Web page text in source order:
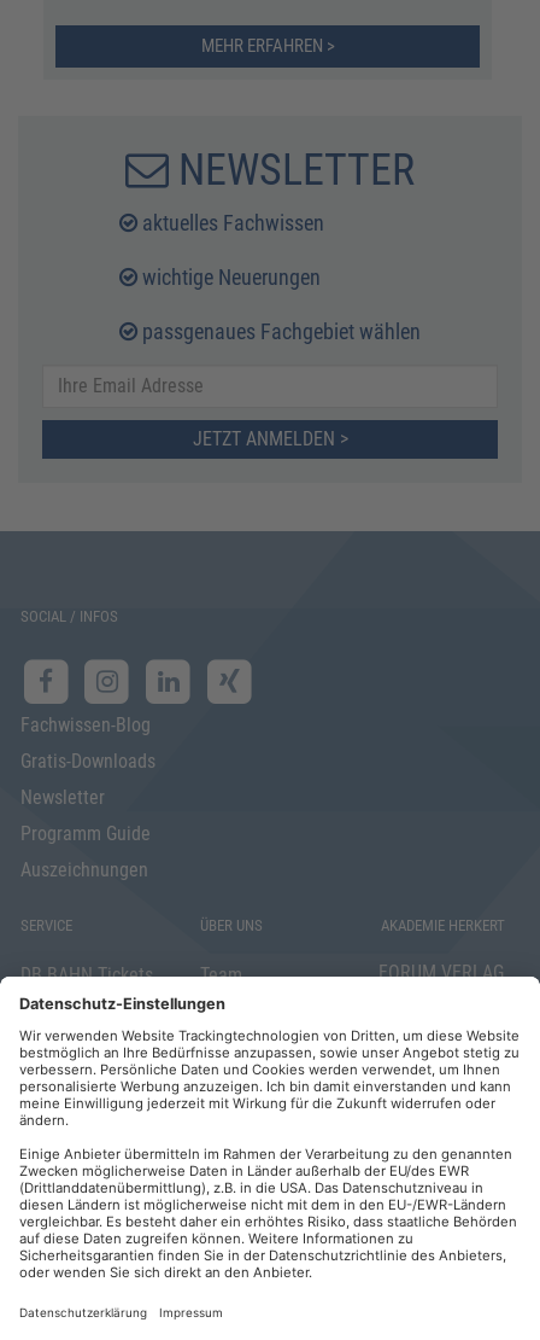
MEHR ERFAHREN >
NEWSLETTER
aktuelles Fachwissen
wichtige Neuerungen
passgenaues Fachgebiet wählen
JETZT ANMELDEN >
SOCIAL / INFOS
Fachwissen-Blog
Gratis-Downloads
Newsletter
Programm Guide
Auszeichnungen
SERVICE
DB BAHN Tickets
Veranstaltungsunterlagen
Abo kündigen
Widerrufsrecht
für Verbraucher
Elektronischer
Geschäftsverkehr
Barrierefreiheit
ÜBER UNS
Team
Die AKADEMIE
HERKERT
FORUM VERLAG
HERKERT
AKADEMIE HERKERT
FORUM VERLAG
18
86504 Merching
Telefon: +49
(0)8233 381-123
(0)8233 381-222
E-Mail:
herkert.de
Zahlung per